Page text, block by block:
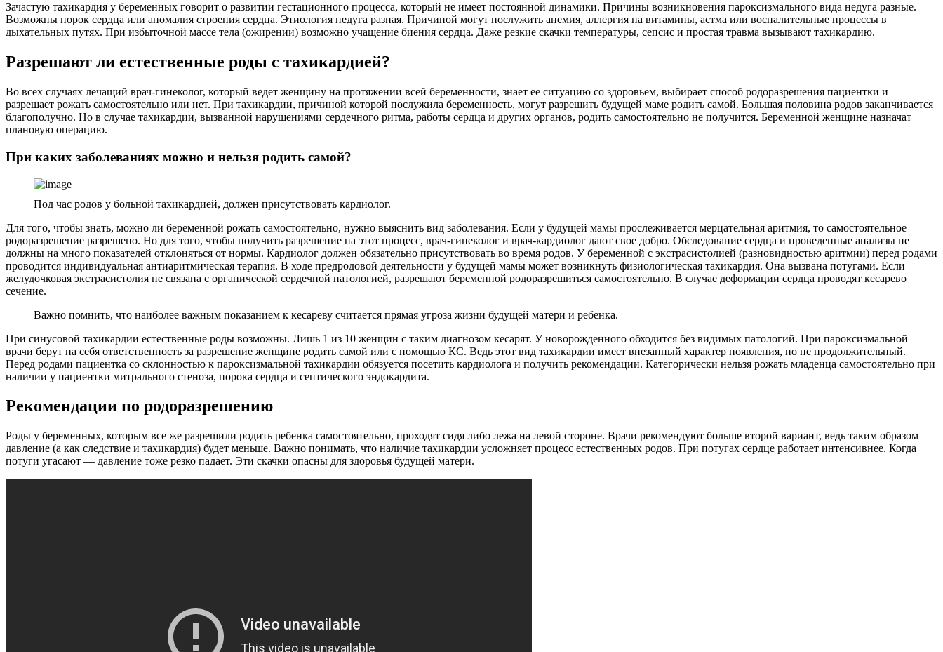
Зачастую тахикардия у беременных говорит о развитии гестационного процесса, который не имеет постоянной динамики. Причины возникновения пароксизмального вида недуга разные.
Возможны порок сердца или аномалия строения сердца. Этиология недуга разная. Причиной могут послужить анемия, аллергия на витамины, астма или воспалительные процессы в
дыхательных путях. При избыточной массе тела (ожирении) возможно учащение биения сердца. Даже резкие скачки температуры, сепсис и простая травма вызывают тахикардию.
Разрешают ли естественные роды с тахикардией?
Во всех случаях лечащий врач-гинеколог, который ведет женщину на протяжении всей беременности, знает ее ситуацию со здоровьем, выбирает способ родоразрешения пациентки и
разрешает рожать самостоятельно или нет. При тахикардии, причиной которой послужила беременность, могут разрешить будущей маме родить самой. Большая половина родов заканчивается
благополучно. Но в случае тахикардии, вызванной нарушениями сердечного ритма, работы сердца и других органов, родить самостоятельно не получится. Беременной женщине назначат
плановую операцию.
При каких заболеваниях можно и нельзя родить самой?
Под час родов у больной тахикардией, должен присутствовать кардиолог.
Для того, чтобы знать, можно ли беременной рожать самостоятельно, нужно выяснить вид заболевания. Если у будущей мамы прослеживается мерцательная аритмия, то самостоятельное
родоразрешение разрешено. Но для того, чтобы получить разрешение на этот процесс, врач-гинеколог и врач-кардиолог дают свое добро. Обследование сердца и проведенные анализы не
должны на много показателей отклоняться от нормы. Кардиолог должен обязательно присутствовать во время родов. У беременной с экстрасистолией (разновидностью аритмии) перед родами
проводится индивидуальная антиаритмическая терапия. В ходе предродовой деятельности у будущей мамы может возникнуть физиологическая тахикардия. Она вызвана потугами. Если
желудочковая экстрасистолия не связана с органической сердечной патологией, разрешают беременной родоразрешиться самостоятельно. В случае деформации сердца проводят кесарево
сечение.
Важно помнить, что наиболее важным показанием к кесареву считается прямая угроза жизни будущей матери и ребенка.
При синусовой тахикардии естественные роды возможны. Лишь 1 из 10 женщин с таким диагнозом кесарят. У новорожденного обходится без видимых патологий. При пароксизмальной
врачи берут на себя ответственность за разрешение женщине родить самой или с помощью КС. Ведь этот вид тахикардии имеет внезапный характер появления, но не продолжительный.
Перед родами пациентка со склонностью к пароксизмальной тахикардии обязуется посетить кардиолога и получить рекомендации. Категорически нельзя рожать младенца самостоятельно при
наличии у пациентки митрального стеноза, порока сердца и септического эндокардита.
Рекомендации по родоразрешению
Роды у беременных, которым все же разрешили родить ребенка самостоятельно, проходят сидя либо лежа на левой стороне. Врачи рекомендуют больше второй вариант, ведь таким образом
давление (а как следствие и тахикардия) будет меньше. Важно понимать, что наличие тахикардии усложняет процесс естественных родов. При потугах сердце работает интенсивнее. Когда
потуги угасают — давление тоже резко падает. Эти скачки опасны для здоровья будущей матери.